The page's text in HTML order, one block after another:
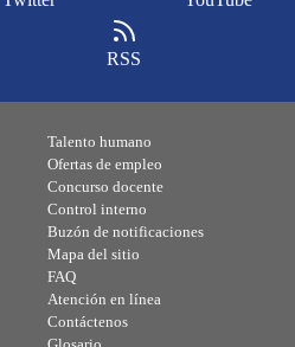
RSS
Talento humano
Ofertas de empleo
Concurso docente
Control interno
Buzón de notificaciones
Mapa del sitio
FAQ
Atención en línea
Contáctenos